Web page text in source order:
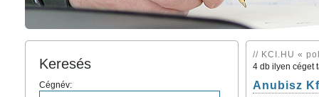
Keresés
Cégnév:
// KCI.HU «
4 db ilyen céget
Anubisz